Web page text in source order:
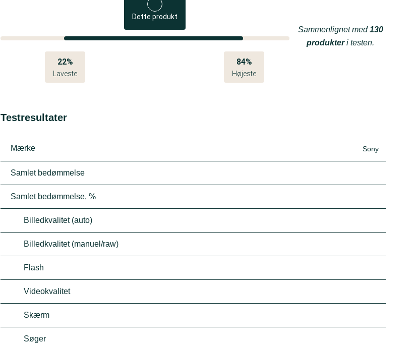
Dette produkt
22%
Laveste
84%
Højeste
Sammenlignet med130
produkteri testen.
Testresultater
Mærke Sony
Samlet bedømmelse
Samlet bedømmelse, %
Billedkvalitet (auto)
Billedkvalitet (manuel/raw)
Flash
Videokvalitet
Skærm
Søger